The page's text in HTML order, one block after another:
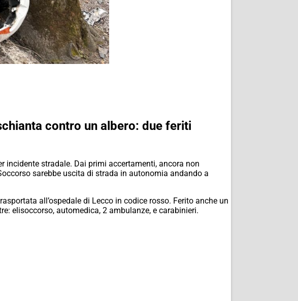
contro un albero: due feriti
incidente stradale. Dai primi accertamenti, ancora non
sarebbe uscita di strada in autonomia andando a
all’ospedale di Lecco in codice rosso. Ferito anche un
elisoccorso, automedica, 2 ambulanze, e carabinieri.